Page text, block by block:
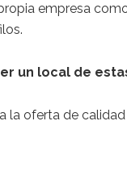
empresa
un local de
la oferta de